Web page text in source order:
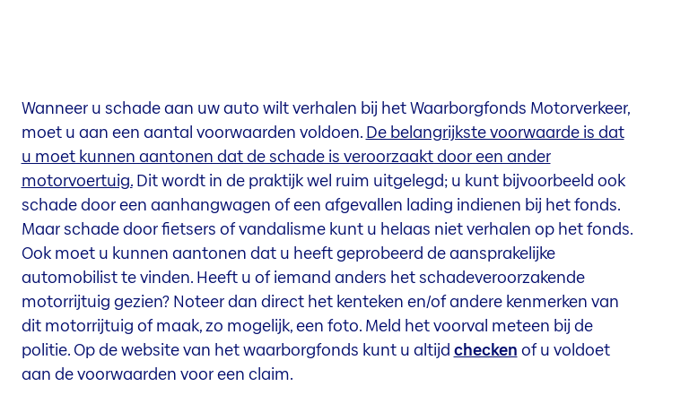
Wanneer u schade aan uw auto wilt verhalen bij het Waarborgfonds Motorverkeer,
moet u aan een aantal voorwaarden voldoen. De belangrijkste voorwaarde is dat
u moet kunnen aantonen dat de schade is veroorzaakt door een ander
motorvoertuig.Dit wordt in de praktijk wel ruim uitgelegd; u kunt bijvoorbeeld ook
schade door een aanhangwagen of een afgevallen lading indienen bij het fonds.
Maar schade door fietsers of vandalisme kunt u helaas niet verhalen op het fonds.
Ook moet u kunnen aantonen dat u heeft geprobeerd de aansprakelijke
automobilist te vinden. Heeft u of iemand anders het schadeveroorzakende
motorrijtuig gezien? Noteer dan direct het kenteken en/of andere kenmerken van
dit motorrijtuig of maak, zo mogelijk, een foto. Meld het voorval meteen bij de
politie. Op de website van het waarborgfonds kunt u altijd checken of u voldoet
aan de voorwaarden voor een claim.